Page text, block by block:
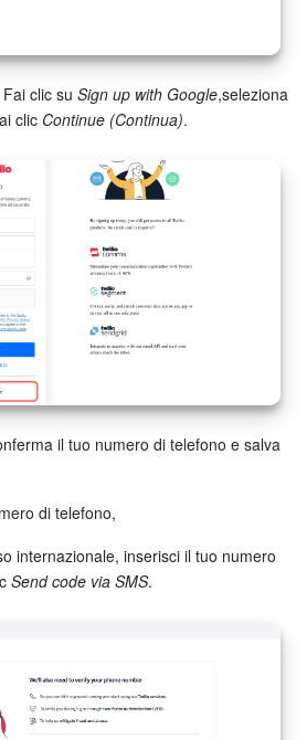
INIZIA GRATIS
ACCEDI
Fai clic su Sign up with Google,seleziona
clic Continue (Continua).
il tuo numero di telefono e salva
di telefono,
internazionale, inserisci il tuo numero
Send code via SMS.